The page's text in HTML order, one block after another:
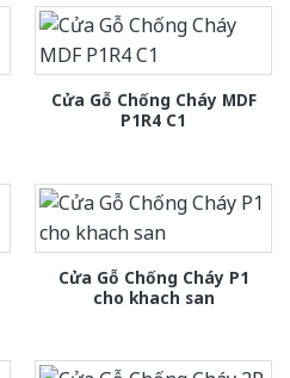
Cửa Gỗ Chống Cháy MDF
P1R4 C1
Cửa Gỗ Chống Cháy P1
cho khach san